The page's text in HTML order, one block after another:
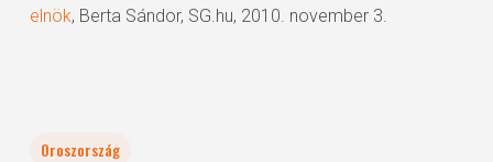
elnök, Berta Sándor, SG.hu, 2010. november 3.
Oroszország